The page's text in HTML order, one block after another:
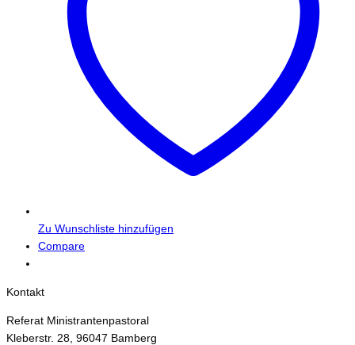
Zu Wunschliste hinzufügen
Compare
Kontakt
Referat Ministrantenpastoral
Kleberstr. 28, 96047 Bamberg